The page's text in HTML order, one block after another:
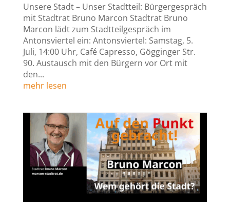
Unsere Stadt – Unser Stadtteil: Bürgergespräch
mit Stadtrat Bruno Marcon Stadtrat Bruno
Marcon lädt zum Stadtteilgespräch im
Antonsviertel ein: Antonsviertel: Samstag, 5.
Juli, 14:00 Uhr, Café Capresso, Gögginger Str.
90. Austausch mit den Bürgern vor Ort mit
den...
mehr lesen